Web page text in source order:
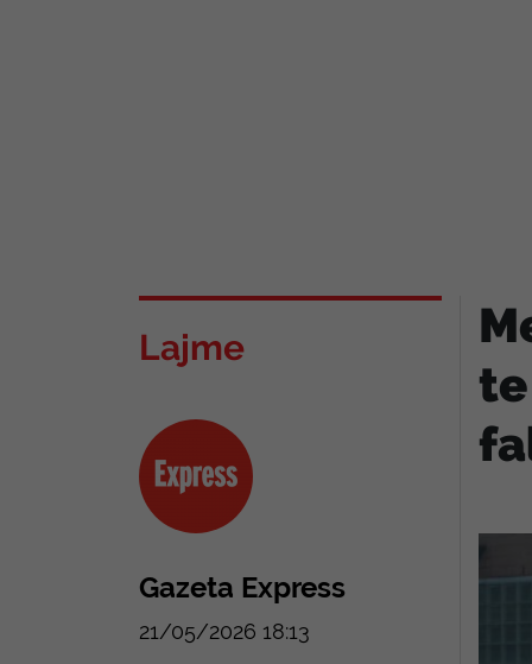
Lajme
Gazeta Express
21/05/2026 18:13